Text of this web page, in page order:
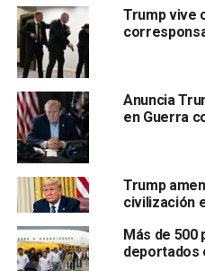
burocracia federal.
La relación comenzó a
abiertamente el paquete
Trump, conocido como el
que calificó de
déficit federal en 1.5
argumentó que dicha ley
eficiencia que él mismo
gobierno.
El distanciamiento escaló
plataforma X,
acusó al
Trump vive
Anuncia
en Guerra
Trump
civilización
Más de 500
deportados